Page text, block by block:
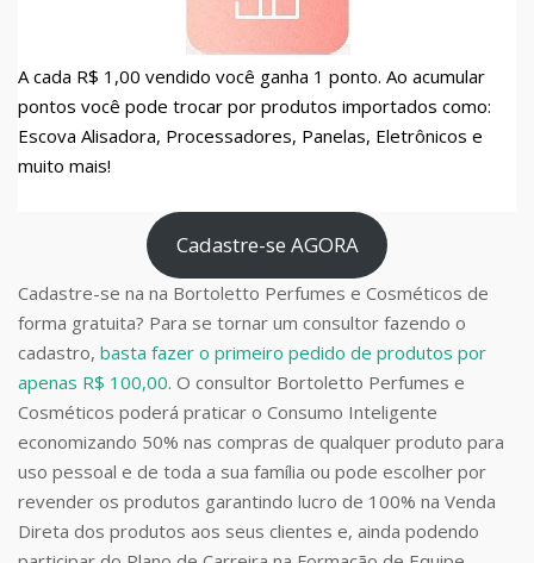
A cada R$ 1,00 vendido você ganha 1 ponto. Ao acumular
pontos você pode trocar por produtos importados como:
Escova Alisadora, Processadores, Panelas, Eletrônicos e
muito mais!
Cadastre-se AGORA
Cadastre-se na na Bortoletto Perfumes e Cosméticos de
forma gratuita? Para se tornar um consultor fazendo o
cadastro, basta fazer o primeiro pedido de produtos por
apenas R$ 100,00. O consultor Bortoletto Perfumes e
Cosméticos poderá praticar o Consumo Inteligente
economizando 50% nas compras de qualquer produto para
uso pessoal e de toda a sua família ou pode escolher por
revender os produtos garantindo lucro de 100% na Venda
Direta dos produtos aos seus clientes e, ainda podendo